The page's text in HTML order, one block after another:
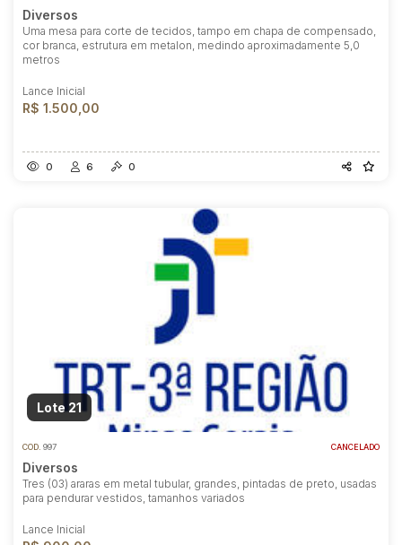
Diversos
Uma mesa para corte de tecidos, tampo em chapa de compensado,
cor branca, estrutura em metalon, medindo aproximadamente 5,0
metros
Lance Inicial
R$ 1.500,00
0 6 0
Lote 21
COD. 997 CANCELADO
Diversos
Tres (03) araras em metal tubular, grandes, pintadas de preto, usadas
para pendurar vestidos, tamanhos variados
Lance Inicial